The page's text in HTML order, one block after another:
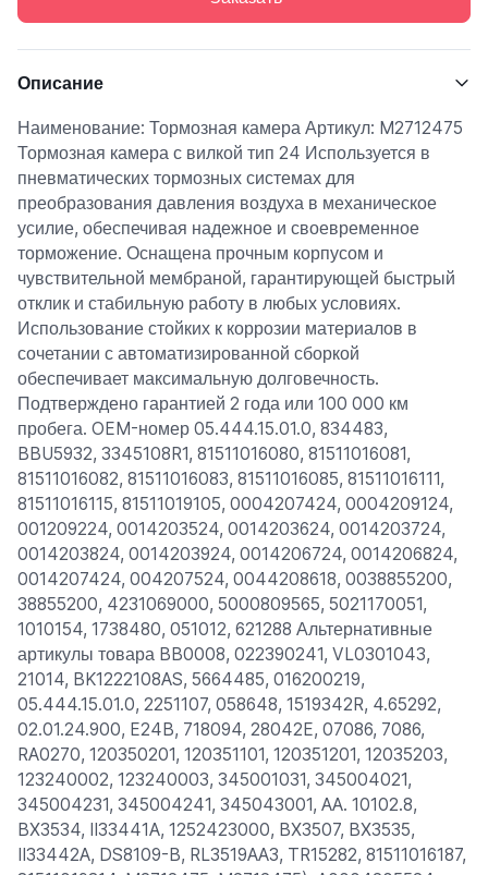
Описание
Наименование: Тормозная камера Артикул: M2712475
Тормозная камера с вилкой тип 24 Используется в
пневматических тормозных системах для
преобразования давления воздуха в механическое
усилие, обеспечивая надежное и своевременное
торможение. Оснащена прочным корпусом и
чувствительной мембраной, гарантирующей быстрый
отклик и стабильную работу в любых условиях.
Использование стойких к коррозии материалов в
сочетании с автоматизированной сборкой
обеспечивает максимальную долговечность.
Подтверждено гарантией 2 года или 100 000 км
пробега. OEM-номер 05.444.15.01.0, 834483,
BBU5932, 3345108R1, 81511016080, 81511016081,
81511016082, 81511016083, 81511016085, 81511016111,
81511016115, 81511019105, 0004207424, 0004209124,
001209224, 0014203524, 0014203624, 0014203724,
0014203824, 0014203924, 0014206724, 0014206824,
0014207424, 004207524, 0044208618, 0038855200,
38855200, 4231069000, 5000809565, 5021170051,
1010154, 1738480, 051012, 621288 Альтернативные
артикулы товара BB0008, 022390241, VL0301043,
21014, BK1222108AS, 5664485, 016200219,
05.444.15.01.0, 2251107, 058648, 1519342R, 4.65292,
02.01.24.900, E24B, 718094, 28042E, 07086, 7086,
RA0270, 120350201, 120351101, 120351201, 12035203,
123240002, 123240003, 345001031, 345004021,
345004231, 345004241, 345043001, AA. 10102.8,
BX3534, II33441A, 1252423000, BX3507, BX3535,
II33442A, DS8109-B, RL3519AA3, TR15282, 81511016187,